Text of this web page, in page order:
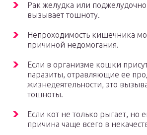
Рак желудка или
вызывает тошноту.
Непроходимость кишечника
причиной недомогания.
Если в организме кошки
паразиты, отравляющие ее
жизнедеятельности, это
тошноты.
Если кот не только рыгает, но
причина чаще всего в